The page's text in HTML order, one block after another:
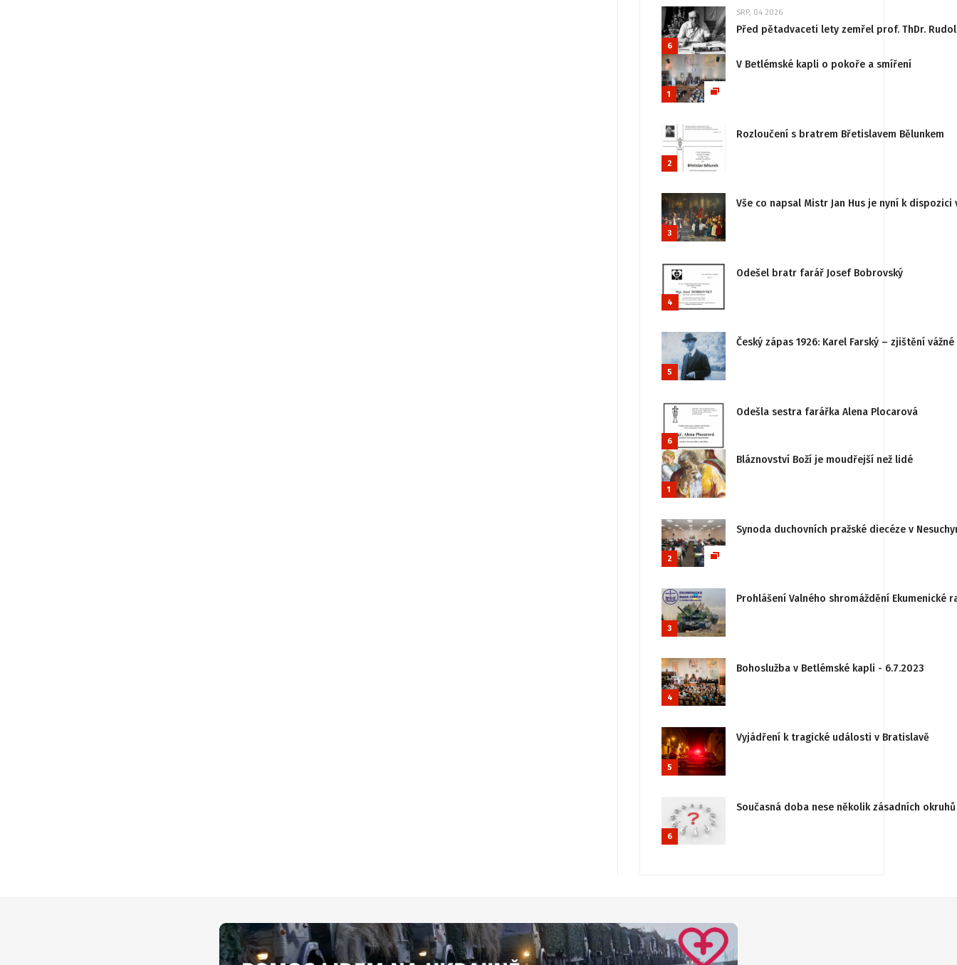
6
SRP, 04 2026
Před pětadvaceti lety zemřel prof. ThDr.
1
V Betlémské kapli o pokoře a smíření
2
Rozloučení s bratrem Břetislavem Bělunkem
3
Vše co napsal Mistr Jan Hus je nyní k
4
Odešel bratr farář Josef Bobrovský
5
Český zápas 1926: Karel Farský – zjištění
6
Odešla sestra farářka Alena Plocarová
1
Bláznovství Boží je moudřejší než lidé
2
Synoda duchovních pražské diecéze v
3
Prohlášení Valného shromáždění
4
Bohoslužba v Betlémské kapli - 6.7.2023
5
Vyjádření k tragické události v Bratislavě
6
Současná doba nese několik zásadních